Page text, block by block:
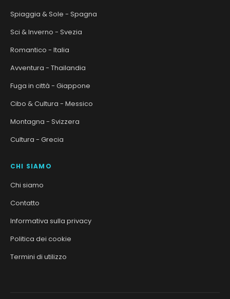
Spiaggia & Sole - Spagna
Sci & Inverno - Svezia
Romantico - Italia
Avventura - Thailandia
Fuga in città - Giappone
Cibo & Cultura - Messico
Montagna - Svizzera
Cultura - Grecia
CHI SIAMO
Chi siamo
Contatto
Informativa sulla privacy
Politica dei cookie
Termini di utilizzo